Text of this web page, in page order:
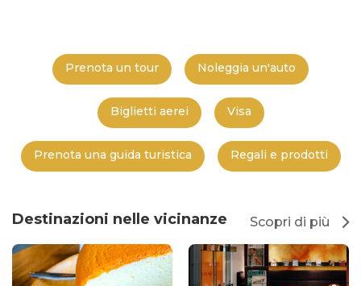
Prenota un tour Noleggia un'auto
Biglietti aerei Visa
Prenota una guida turistica Regali e prodotti
Destinazioni nelle vicinanze Scopri di più